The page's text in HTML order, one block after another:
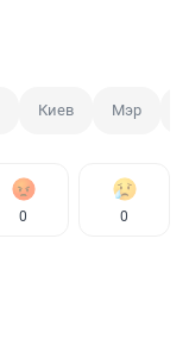
Киев Мэр
0 0